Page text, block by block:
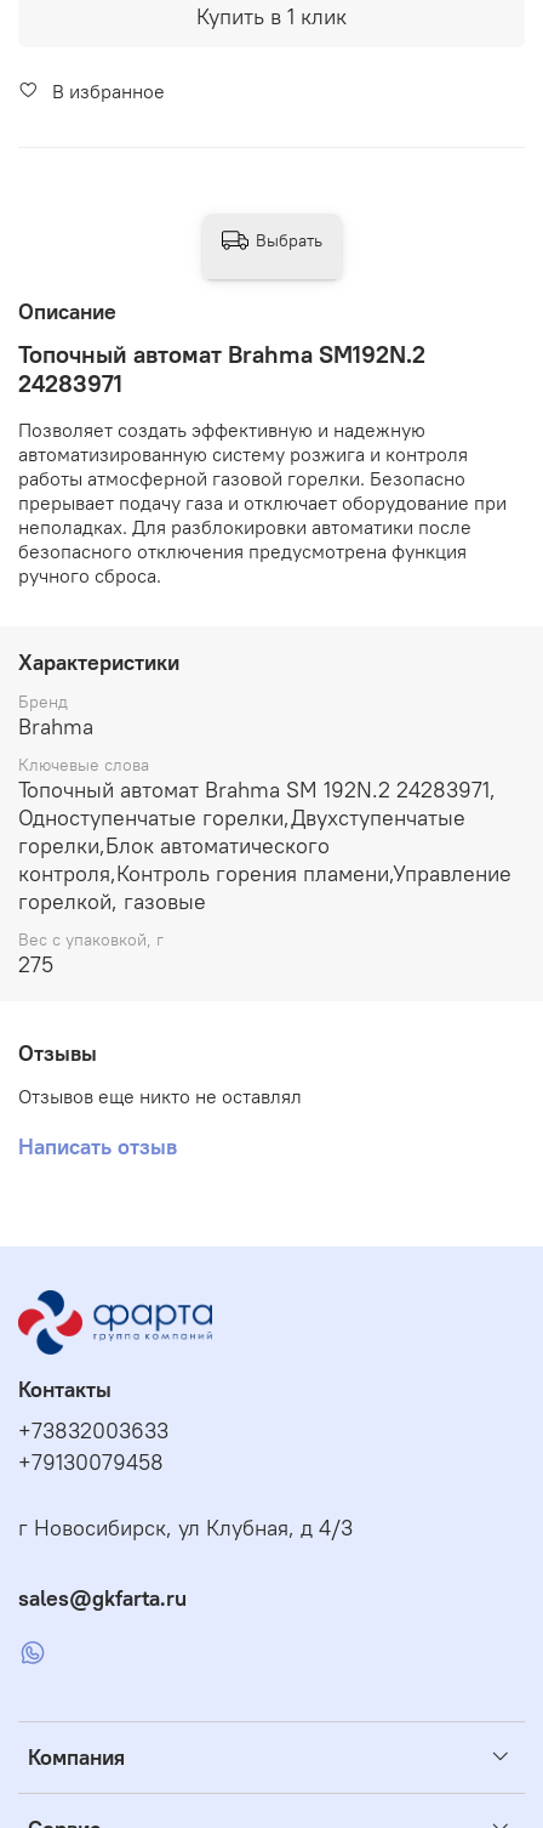
Купить в 1 клик
В избранное
Описание
Топочный автомат Brahma SM192N.2
24283971
Позволяет создать эффективную и надежную
автоматизированную систему розжига и контроля
работы атмосферной газовой горелки. Безопасно
прерывает подачу газа и отключает оборудование при
неполадках. Для разблокировки автоматики после
безопасного отключения предусмотрена функция
ручного сброса.
Характеристики
Бренд
Brahma
Ключевые слова
Топочный автомат Brahma SM 192N.2 24283971,
Одноступенчатые горелки,Двухступенчатые
горелки,Блок автоматического
контроля,Контроль горения пламени,Управление
горелкой, газовые
Вес с упаковкой, г
275
Отзывы
Отзывов еще никто не оставлял
Написать отзыв
Выбрать
Компания
Контакты
+73832003633
+79130079458
г Новосибирск, ул Клубная, д 4/3
sales@gkfarta.ru